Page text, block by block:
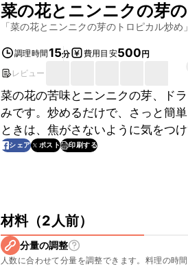
菜の花とニンニクの芽
「菜の花とニンニクの芽のトロピカル炒め
調理時間15分 費用目安500円
レビュー
菜の花の苦味とニンニクの芽、ド
みです。炒めるだけで、さっと簡
ときは、焦がさないように気をつ
シェア ポスト 印刷する
材料（2人前）
分量の調整
人数に合わせて分量を調整できます。料理の時